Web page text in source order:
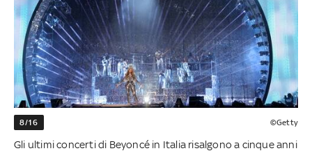
8/16 ©Getty
Gli ultimi concerti di Beyoncé in Italia risalgono a cinque anni